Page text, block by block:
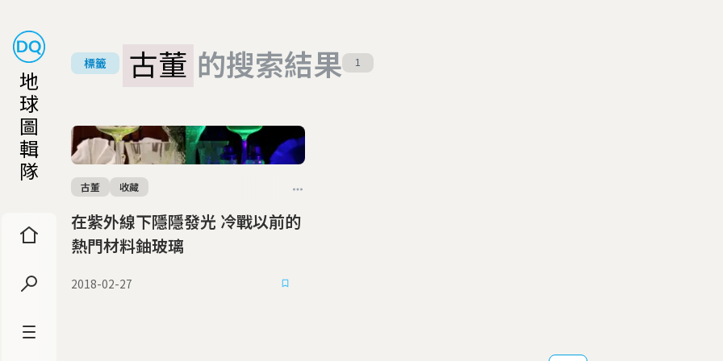
地
球
圖
輯
隊
標籤 古董 的搜索結果 1
在紫外線下隱隱發光 冷戰以前的
熱門材料鈾玻璃
古董 收藏
2018-02-27